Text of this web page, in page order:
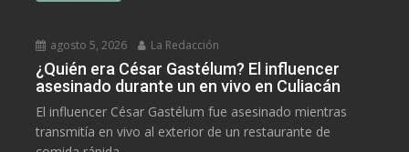
agosto 5, 2026 La Redacción
¿Quién era César Gastélum? El influencer
asesinado durante un en vivo en Culiacán
El influencer César Gastélum fue asesinado mientras
transmitía en vivo al exterior de un restaurante de